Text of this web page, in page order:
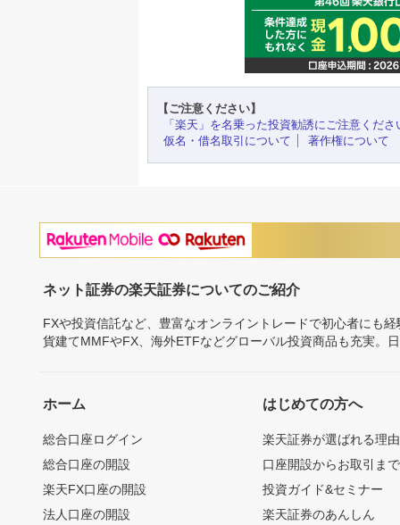
【ご注意ください】
「楽天」を名乗った投資勧誘にご注意くださ
仮名・借名取引について
著作権について
ネット証券の楽天証券についてのご紹介
FXや投資信託など、豊富なオンライントレードで初心者にも
貨建てMMFやFX、海外ETFなどグローバル投資商品も充実。
ホーム
総合口座ログイン
総合口座の開設
楽天FX口座の開設
法人口座の開設
はじめての方へ
楽天証券が選ばれる理由
口座開設からお取引ま
投資ガイド&セミナー
楽天証券のあんしん